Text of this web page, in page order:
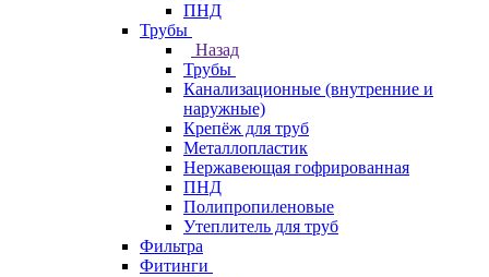
ПНД
Трубы
Назад
Трубы
Канализационные (внутренние и
наружные)
Крепёж для труб
Металлопластик
Нержавеющая гофрированная
ПНД
Полипропиленовые
Утеплитель для труб
Фильтра
Фитинги